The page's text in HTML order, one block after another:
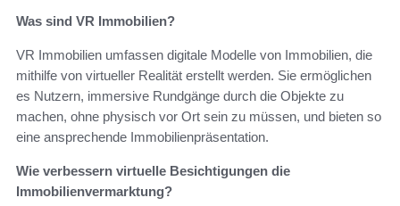
Was sind VR Immobilien?
VR Immobilien umfassen digitale Modelle von Immobilien, die
mithilfe von virtueller Realität erstellt werden. Sie ermöglichen
es Nutzern, immersive Rundgänge durch die Objekte zu
machen, ohne physisch vor Ort sein zu müssen, und bieten so
eine ansprechende Immobilienpräsentation.
Wie verbessern virtuelle Besichtigungen die
Immobilienvermarktung?